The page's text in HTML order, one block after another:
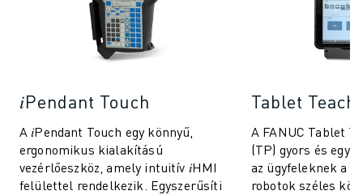
ÜGYFÉLSZOLGÁLAT
FANUC PLAN SZERVIZCSOMAGOK
KARBANTARTÁSI SZOLGÁTATÁSOK
PÓTALKATRÉSZEK
DIGITÁLIS SZOLGÁLTATÁSI ESZKÖZÖK
E-STORE
LETÖLTÉSI KÖZPONT " MYFANUC
𝑖Pendant Touch
A 𝑖Pendant Touch egy könnyű,
ergonomikus kialakítású
vezérlőeszköz, amely intuitív 𝑖HMI
felülettel rendelkezik. Egyszerűsíti
Tablet
A FANUC Tablet
(TP) gyors és
az ügyfeleknek a
robotok széles